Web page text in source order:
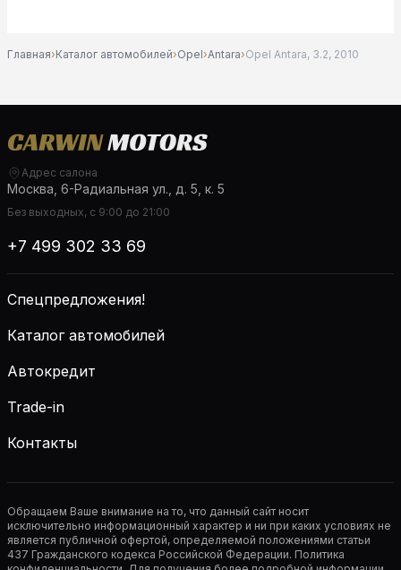
Главная›Каталог автомобилей›Opel›Antara›Opel Antara, 3.2, 2010
Адрес салона
Москва, 6-Радиальная ул., д. 5, к. 5
Без выходных, с 9:00 до 21:00
+7 499 302 33 69
Спецпредложения!
Каталог автомобилей
Автокредит
Trade-in
Контакты
Обращаем Ваше внимание на то, что данный сайт носит
исключительно информационный характер и ни при каких условиях не
является публичной офертой, определяемой положениями статьи
437 Гражданского кодекса Российской Федерации. Политика